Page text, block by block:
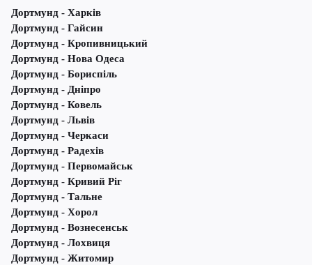
Дортмунд - Харків
Дортмунд - Гайсин
Дортмунд - Кропивницький
Дортмунд - Нова Одеса
Дортмунд - Бориспіль
Дортмунд - Дніпро
Дортмунд - Ковель
Дортмунд - Львів
Дортмунд - Черкаси
Дортмунд - Радехів
Дортмунд - Первомайськ
Дортмунд - Кривий Ріг
Дортмунд - Тальне
Дортмунд - Хорол
Дортмунд - Вознесенськ
Дортмунд - Лохвиця
Дортмунд - Житомир